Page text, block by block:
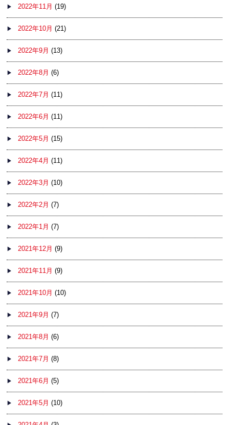
2022年11月 (19)
2022年10月 (21)
2022年9月 (13)
2022年8月 (6)
2022年7月 (11)
2022年6月 (11)
2022年5月 (15)
2022年4月 (11)
2022年3月 (10)
2022年2月 (7)
2022年1月 (7)
2021年12月 (9)
2021年11月 (9)
2021年10月 (10)
2021年9月 (7)
2021年8月 (6)
2021年7月 (8)
2021年6月 (5)
2021年5月 (10)